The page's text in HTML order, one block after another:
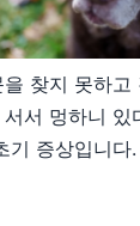
찾지 못하고
서 멍하니 있
기 증상입니다